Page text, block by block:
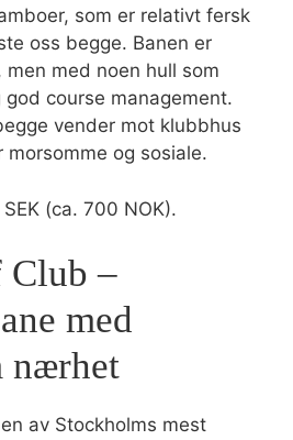
som er relativt fersk
oss begge. Banen er
med noen hull som
god course management.
vender mot klubbhus
morsomme og sosiale.
(ca. 700 NOK).
–
med
nærhet
av Stockholms mest